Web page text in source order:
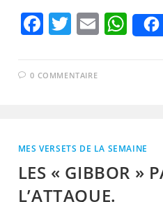
F
c
o
k
T
itt
E W
h
p
0 COMMENTAIRE
MES VERSETS DE LA SEMAINE
LES « GIBBOR »
L’ATTAQUE.